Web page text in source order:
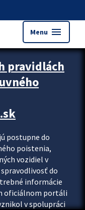
Menu menu
pravidlách
postupne do
poistenia,
vozidiel v
do
informácie
oficiálnom portáli
v spolupráci